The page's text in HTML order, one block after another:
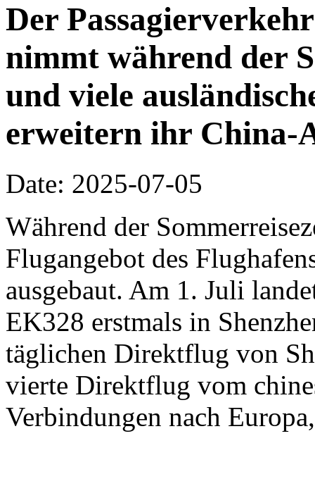
Der
nimmt während der
und viele
erweitern ihr China-
Date: 2025-07-05
Während der
Flugangebot des
ausgebaut. Am 1. Juli
EK328 erstmals in
täglichen Direktflug von
vierte Direktflug vom
Verbindungen nach